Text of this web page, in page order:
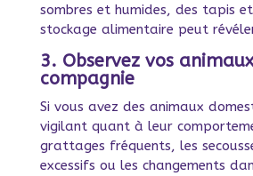
sombres et humides, des tapis
stockage alimentaire peut
3. Observez vos
compagnie
Si vous avez des animaux
vigilant quant à leur
grattages fréquents, les
excessifs ou les changements